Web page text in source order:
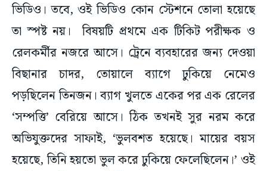
ভিডিও। তবে, ওই ভিডিও কোন স্টেশনে তোলা হয়েছে
তা স্পষ্ট নয়। বিষয়টি প্রথমে এক টিকিট পরীক্ষক ও
রেলকর্মীর নজরে আসে। ট্রেনে ব্যবহারের জন্য দেওয়া
বিছানার চাদর, তোয়ালে ব্যাগে ঢুকিয়ে নেমেও
পড়ছিলেন তিনজন। ব্যাগ খুলতে একের পর এক রেলের
‘সম্পত্তি’ বেরিয়ে আসে। ঠিক তখনই সুর নরম করে
অভিযুক্তদের সাফাই, ‘ভুলবশত হয়েছে। মায়ের বয়স
হয়েছে, তিনি হয়তো ভুল করে ঢুকিয়ে ফেলেছিলেন।’ ওই